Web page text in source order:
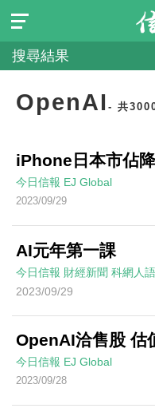
搜尋結果
OpenAI - 共
iPhone日本市佔
今日信報 EJ Global
2023/09/29
AI元年第一課
今日信報 財經新聞 科網人語
2023/09/29
OpenAI洽售股 估
今日信報 EJ Global
2023/09/28